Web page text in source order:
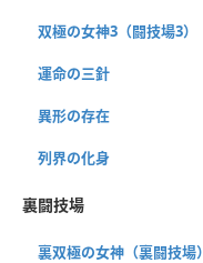
双極の女神3（闘技場3）
運命の三針
異形の存在
列界の化身
裏闘技場
裏双極の女神（裏闘技場）